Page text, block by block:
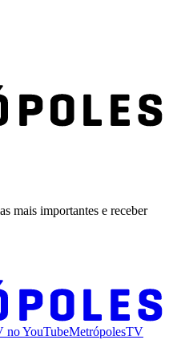
mais importantes e receber
noYouTubeMetrópolesTV